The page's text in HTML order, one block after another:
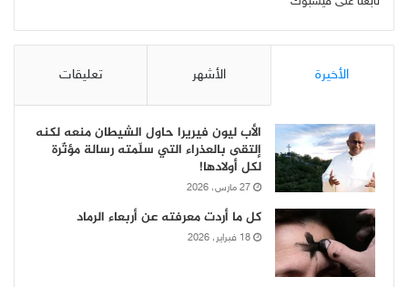
الأخيرة الأشهر تعليقات
الأب ليون فيريرا حاول الشيطان منعه لكنه
إلتقى بالعذراء التي سلّمته رسالة مؤثّرة
لكل أولادها!
27 مارس، 2026
كل ما أردت معرفته عن أربعاء الرماد
18 فبراير، 2026